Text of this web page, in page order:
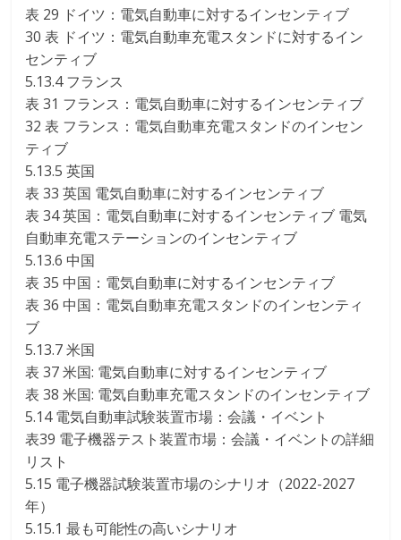
表 29 ドイツ：電気自動車に対するインセンティブ
30 表 ドイツ：電気自動車充電スタンドに対するイン
センティブ
5.13.4 フランス
表 31 フランス：電気自動車に対するインセンティブ
32 表 フランス：電気自動車充電スタンドのインセン
ティブ
5.13.5 英国
表 33 英国 電気自動車に対するインセンティブ
表 34 英国：電気自動車に対するインセンティブ 電気
自動車充電ステーションのインセンティブ
5.13.6 中国
表 35 中国：電気自動車に対するインセンティブ
表 36 中国：電気自動車充電スタンドのインセンティ
ブ
5.13.7 米国
表 37 米国: 電気自動車に対するインセンティブ
表 38 米国: 電気自動車充電スタンドのインセンティブ
5.14 電気自動車試験装置市場：会議・イベント
表39 電子機器テスト装置市場：会議・イベントの詳細
リスト
5.15 電子機器試験装置市場のシナリオ（2022-2027
年）
5.15.1 最も可能性の高いシナリオ